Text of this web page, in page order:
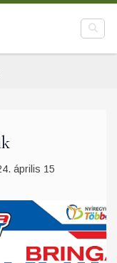
április 15